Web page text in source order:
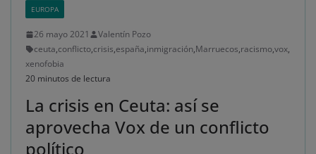
EUROPA
26 mayo 2021
Valentín Pozo
ceuta,conflicto,crisis,españa,inmigración,Marruecos,racismo,vox,
xenofobia
20 minutos de lectura
La crisis en Ceuta: así se
aprovecha Vox de un conflicto
político